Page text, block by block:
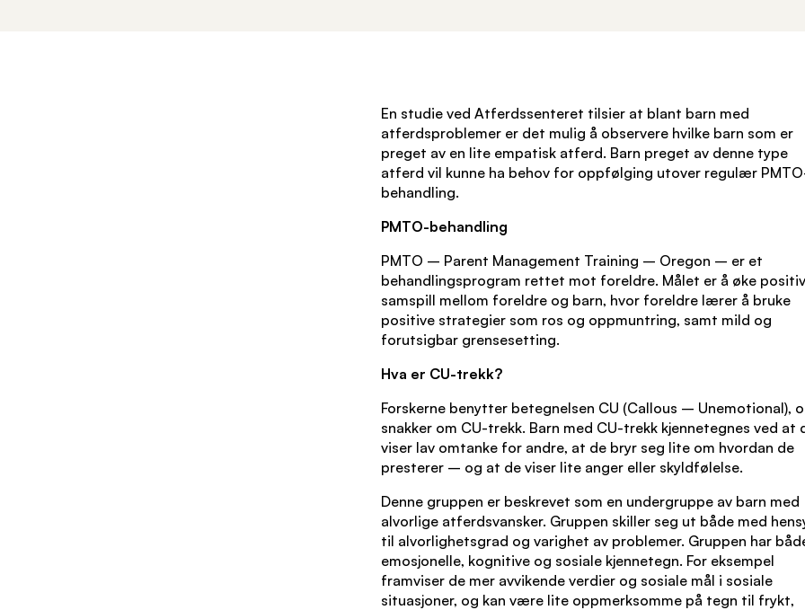
En studie ved Atferdssenteret tilsier at blant barn med
atferdsproblemer er det mulig å observere hvilke barn som er
preget av en lite empatisk atferd. Barn preget av denne type
atferd vil kunne ha behov for oppfølging utover regulær
behandling.
PMTO-behandling
PMTO – Parent Management Training – Oregon – er et
behandlingsprogram rettet mot foreldre. Målet er å øke
samspill mellom foreldre og barn, hvor foreldre lærer å bruke
positive strategier som ros og oppmuntring, samt mild og
forutsigbar grensesetting.
Hva er CU-trekk?
Forskerne benytter betegnelsen CU (Callous – Unemotional),
snakker om CU-trekk. Barn med CU-trekk kjennetegnes ved at
viser lav omtanke for andre, at de bryr seg lite om hvordan de
presterer – og at de viser lite anger eller skyldfølelse.
Denne gruppen er beskrevet som en undergruppe av barn med
alvorlige atferdsvansker. Gruppen skiller seg ut både med
til alvorlighetsgrad og varighet av problemer. Gruppen har
emosjonelle, kognitive og sosiale kjennetegn. For eksempel
framviser de mer avvikende verdier og sosiale mål i sosiale
situasjoner, og kan være lite oppmerksomme på tegn til frykt,